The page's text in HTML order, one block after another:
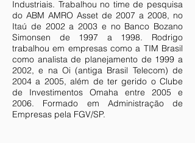
Industriais. Trabalhou no time de pesquisa
do ABM AMRO Asset de 2007 a 2008, no
Itaú de 2002 a 2003 e no Banco Bozano
Simonsen de 1997 a 1998. Rodrigo
trabalhou em empresas como a TIM Brasil
como analista de planejamento de 1999 a
2002, e na Oi (antiga Brasil Telecom) de
2004 a 2005, além de ter gerido o Clube
de Investimentos Omaha entre 2005 e
2006. Formado em Administração de
Empresas pela FGV/SP.